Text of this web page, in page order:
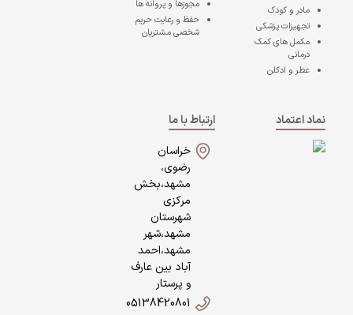
مادر و کودک
تجهیزات پزشکی
مکمل های کمک
درمانی
عطر و ادکلن
مجوزها و پروانه ها
حفظ و رعایت حریم
شخصی مشتریان
نماد اعتماد
ارتباط با ما
خراسان
رضوی،
مشهد،بخش
مرکزی
شهرستان
مشهد،شهر
مشهد،احمد
آباد بین عارف
و پرستار
05138420801